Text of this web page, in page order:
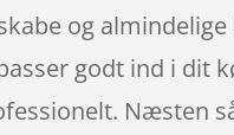
og
godt ind i dit
Næsten